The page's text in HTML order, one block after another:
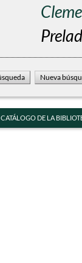
CATÁLOGO DE LA